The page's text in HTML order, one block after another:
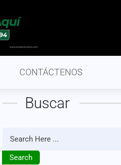
CONTÁCTENOS
Buscar
Search